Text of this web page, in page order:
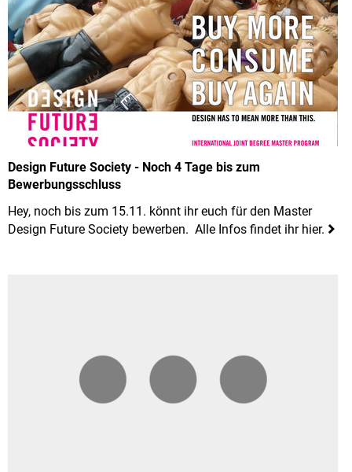
Design Future Society - Noch 4 Tage bis zum
Bewerbungsschluss
Hey, noch bis zum 15.11. könnt ihr euch für den Master
Design Future Society bewerben. Alle Infos findet ihr hier.